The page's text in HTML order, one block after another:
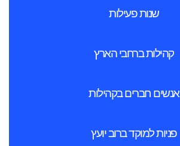
שנות פעילות
קהילות ברחבי הארץ
אנשים חברים בקהילות
פניות למוקד ברוב יועץ